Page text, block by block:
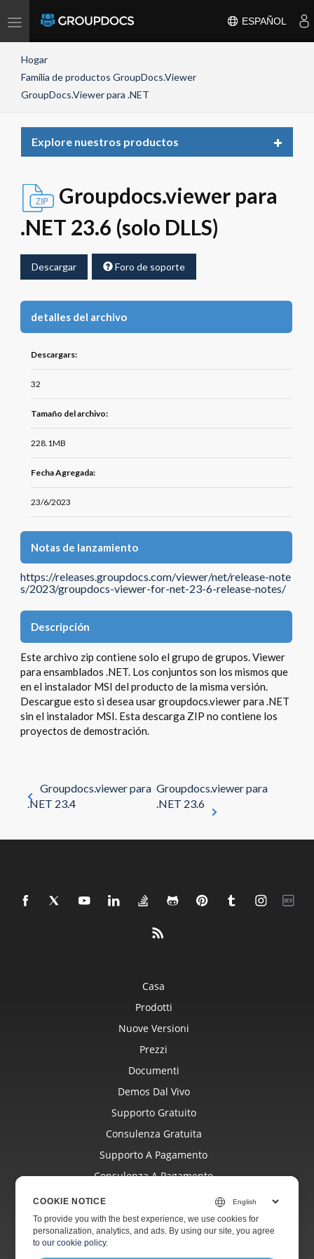
Toggle
ESPAÑOL
Hogar
Familia de productos GroupDocs.Viewer
GroupDocs.Viewer para .NET
Explore nuestros productos
Toggle
Groupdocs.viewer para
.NET 23.6 (solo DLLS)
Descargar Foro de soporte
detalles del archivo
Descargars:
32
Tamaño del archivo:
228.1MB
Fecha Agregada:
23/6/2023
Notas de lanzamiento
https://releases.groupdocs.com/viewer/net/release-note
s/2023/groupdocs-viewer-for-net-23-6-release-notes/
Descripción
Este archivo zip contiene solo el grupo de grupos. Viewer
para ensamblados .NET. Los conjuntos son los mismos que
en el instalador MSI del producto de la misma versión.
Descargue esto si desea usar groupdocs.viewer para .NET
sin el instalador MSI. Esta descarga ZIP no contiene los
proyectos de demostración.
Groupdocs.viewer para
.NET 23.4
Groupdocs.viewer para
.NET 23.6
Casa
Prodotti
Nuove Versioni
Prezzi
Documenti
Demos Dal Vivo
Supporto Gratuito
Consulenza Gratuita
Supporto A Pagamento
Consulenza A Pagamento
Siti Web
COOKIE NOTICE
To provide you with the best experience, we use cookies for
personalization, analytics, and ads. By using our site, you agree
toour cookie policy.